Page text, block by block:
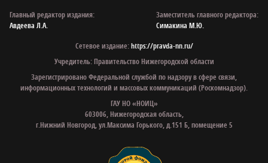
Главный редактор издания:
Авдеева Л.А.
Заместитель главного редактора:
Симакина М.Ю.
Сетевое издание:https://pravda-nn.ru/
Учредитель: Правительство Нижегородской области
Зарегистрировано Федеральной службой по надзору в сфере связи,
информационных технологий и массовых коммуникаций (Роскомнадзор).
ГАУ НО «НОИЦ»
603006, Нижегородская область,
г.Нижний Новгород, ул.Максима Горького, д.151 Б, помещение 5